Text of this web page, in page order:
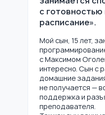
с
расписание».
Мой сын, 15 лет,
с Максимом
интересно. Сын с
домашние
не получается —
поддержка и
преподавателя.